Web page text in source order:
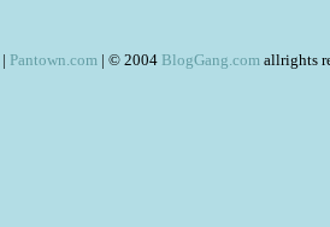
| Pantown.com | © 2004 BlogGang.com allrights